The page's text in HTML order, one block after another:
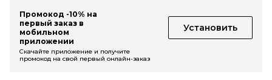
Промокод -10% на
первый заказ в
мобильном
приложении
Установить
Скачайте приложение и получите
промокод на свой первый онлайн-заказ